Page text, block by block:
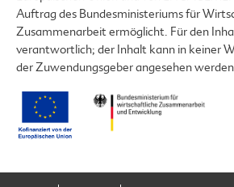
Auftrag des Bundesministeriums für
Zusammenarbeit ermöglicht. Für den
verantwortlich; der Inhalt kann in keiner
der Zuwendungsgeber angesehen